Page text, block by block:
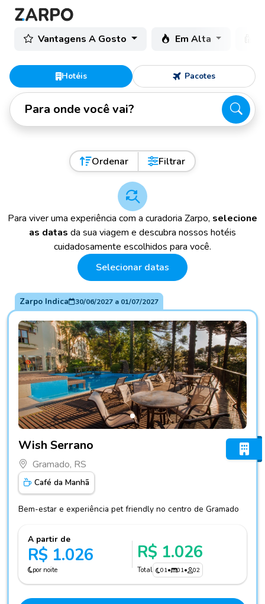
Vantagens A Gosto Em Alta
Hotéis Pacotes
Para onde você vai?
Ordenar Filtrar
Para viver uma experiência com a curadoria Zarpo, selecione
as datas da sua viagem e descubra nossos hotéis
cuidadosamente escolhidos para você.
Selecionar datas
Zarpo Indica 30/06/2027a 01/07/2027
Wish Serrano
Gramado, RS
Café da Manhã
Bem-estar e experiência pet friendly no centro de Gramado
A partir de
R$ 1.026
por noite
R$ 1.026
Total 01• 01• 02